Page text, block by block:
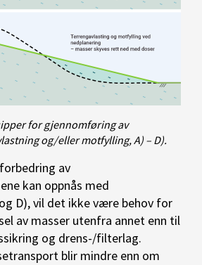
for gjennomføring av
og/eller motfylling, A) – D).
av
kan oppnås med
D), vil det ikke være behov for
av masser utenfra annet enn til
og drens-/filterlag.
blir mindre enn om